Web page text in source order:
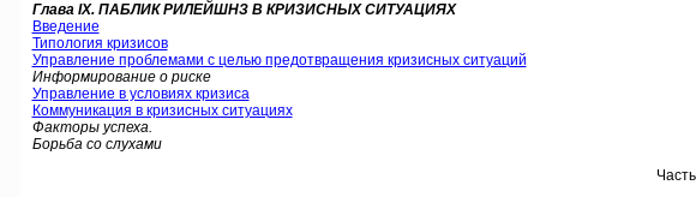
Глава IX. ПАБЛИК РИЛЕЙШНЗ В КРИЗИСНЫХ СИТУАЦИЯХ
Введение
Типология кризисов
Управление проблемами с целью предотвращения кризисных ситуаций
Информирование о риске
Управление в условиях кризиса
Коммуникация в кризисных ситуациях
Факторы успеха.
Борьба со слухами